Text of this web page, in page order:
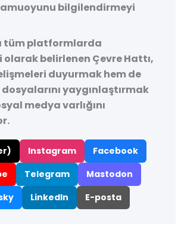
bilgilendirmeyi
tüm platformlarda
olarak belirlenen Çevre Hattı,
duyurmak hem de
yaygınlaştırmak
medya varlığını
Instagram
Facebook
Telegram
Mastodon
LinkedIn E-posta